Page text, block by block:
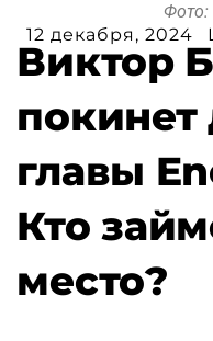
Фото:
12 декабря, 2024
Виктор
главы
Кто
место?